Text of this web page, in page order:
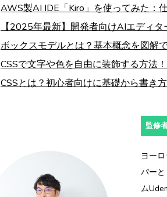
AWS製AI IDE「Kiro」を使ってみた：
【2025年最新】開発者向けAIエディ
ボックスモデルとは？基本概念を図
CSSで文字や色を自由に装飾する方法
CSSとは？初心者向けに基礎から書き
監修
ヨー
パー
ム